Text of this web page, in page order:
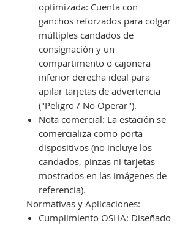
optimizada: Cuenta con
ganchos reforzados para colgar
múltiples candados de
consignación y un
compartimento o cajonera
inferior derecha ideal para
apilar tarjetas de advertencia
("Peligro / No Operar").
Nota comercial: La estación se
comercializa como porta
dispositivos (no incluye los
candados, pinzas ni tarjetas
mostrados en las imágenes de
referencia).
Normativas y Aplicaciones:
Cumplimiento OSHA: Diseñado